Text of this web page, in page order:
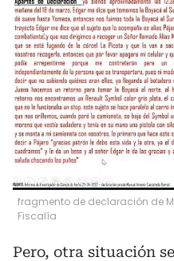
fragmento de declaración de
Fiscalía
Pero, otra situación